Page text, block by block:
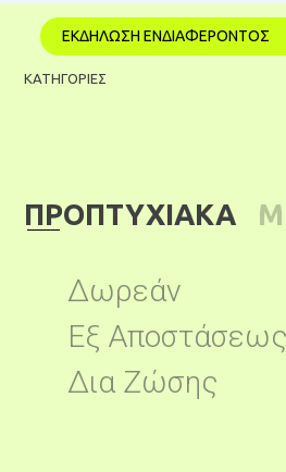
ΕΚΔΗΛΩΣΗ ΕΝΔΙΑΦΕΡΟΝΤΟΣ
ΚΑΤΗΓΟΡΙΕΣ
ΠΡΟΠΤΥΧΙΑΚΑ
Δωρεάν
Εξ Αποστάσεως
Δια Ζώσης